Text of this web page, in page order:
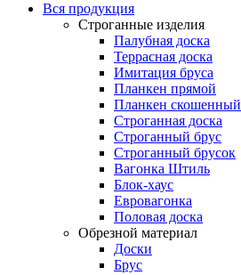
Вся продукция
Строганные изделия
Палубная доска
Террасная доска
Имитация бруса
Планкен прямой
Планкен скошенный
Строганная доска
Строганный брус
Строганный брусок
Вагонка Штиль
Блок-хаус
Евровагонка
Половая доска
Обрезной материал
Доски
Брус